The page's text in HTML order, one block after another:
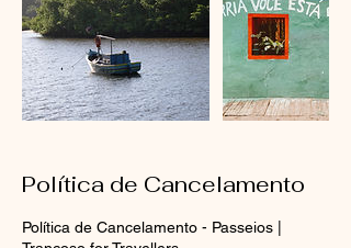
Política de Cancelamento
Política de Cancelamento - Passeios |